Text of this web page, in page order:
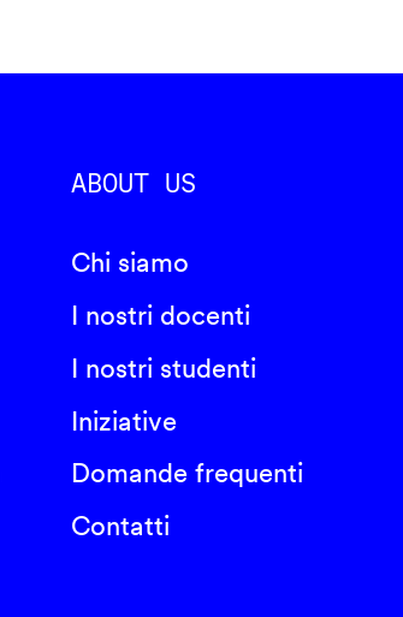
ABOUT US
Chi siamo
I nostri docenti
I nostri studenti
Iniziative
Domande frequenti
Contatti